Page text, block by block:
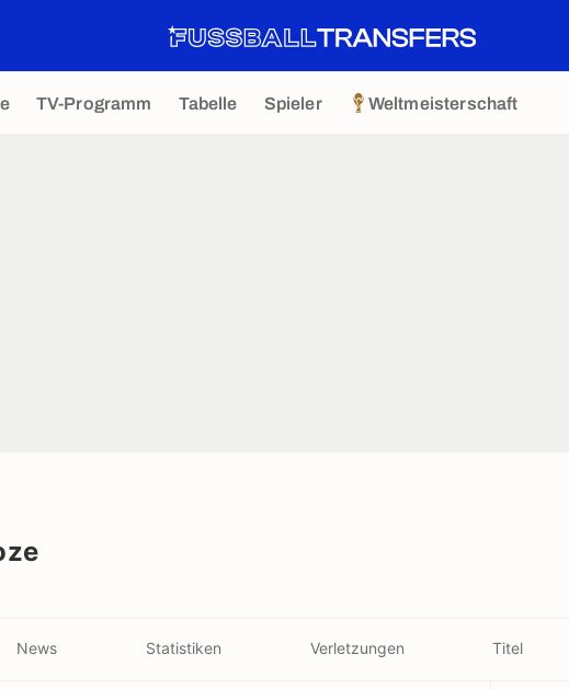
TV-Programm Tabelle Spieler Weltmeisterschaft
News Statistiken Verletzungen Titel